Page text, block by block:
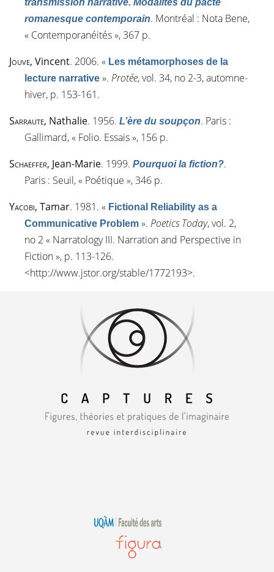
transmission narrative. Modalités du pacte
romanesque contemporain. Montréal : Nota Bene,
« Contemporanéités », 367 p.
Jouve, Vincent. 2006. « Les métamorphoses de la
lecture narrative ». Protée, vol. 34, no 2-3, automne-
hiver, p. 153-161.
Sarraute, Nathalie. 1956. L’ère du soupçon. Paris :
Gallimard, « Folio. Essais », 156 p.
Schaeffer, Jean-Marie. 1999. Pourquoi la fiction?.
Paris : Seuil, « Poétique », 346 p.
Yacobi, Tamar. 1981. « Fictional Reliability as a
Communicative Problem ». Poetics Today, vol. 2,
no 2 « Narratology III. Narration and Perspective in
Fiction », p. 113-126.
<http://www.jstor.org/stable/1772193>.